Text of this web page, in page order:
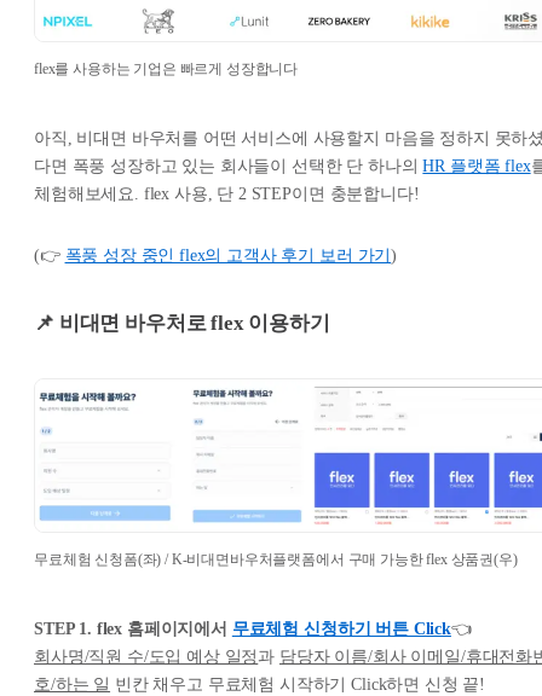
flex를 사용하는 기업은 빠르게 성장합니다
아직, 비대면 바우처를 어떤 서비스에 사용할지 마음을 정하지 못하
다면 폭풍 성장하고 있는 회사들이 선택한 단 하나의HR 플랫폼 flex
체험해보세요. flex 사용, 단 2 STEP이면 충분합니다!
(👉 폭풍 성장 중인 flex의 고객사 후기 보러 가기)
📌 비대면 바우처로 flex 이용하기
무료체험 신청폼(좌) / K-비대면바우처플랫폼에서 구매 가능한 flex 상품권(우)
STEP 1. flex 홈페이지에서 무료체험 신청하기 버튼 Click👈
회사명/직원 수/도입 예상 일정과 담당자 이름/회사 이메일/휴대전화
호/하는 일 빈칸 채우고 무료체험 시작하기 Click하면 신청 끝!